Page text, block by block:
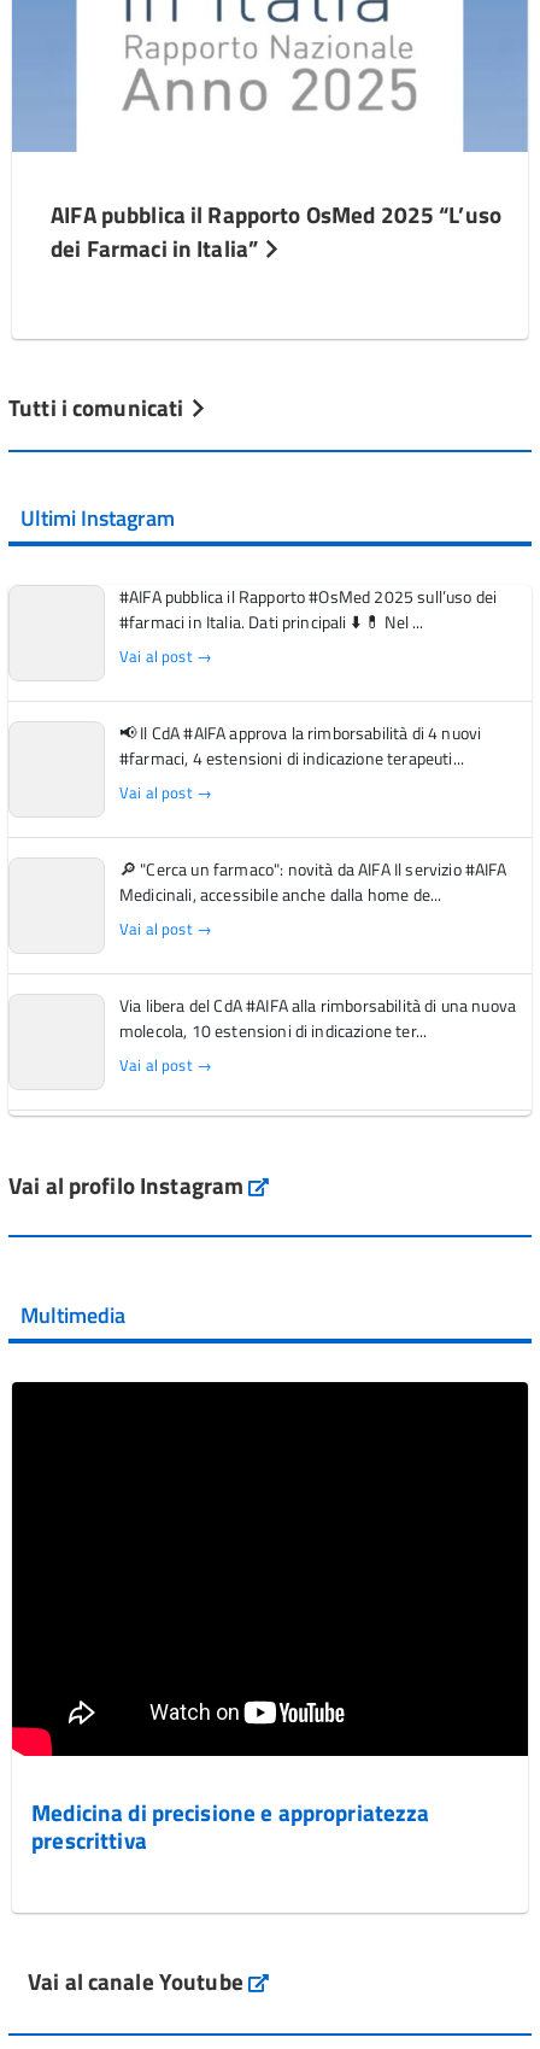
AIFA pubblica il Rapporto OsMed 2025 “L’uso
dei Farmaci in Italia”
Tutti i comunicati
Ultimi Instagram
#AIFA pubblica il Rapporto #OsMed 2025 sull’uso dei
#farmaci in Italia. Dati principali ⬇️ 💊 Nel ...
Vai al post →
📢 Il CdA #AIFA approva la rimborsabilità di 4 nuovi
#farmaci, 4 estensioni di indicazione terapeuti...
Vai al post →
🔎 "Cerca un farmaco": novità da AIFA Il servizio #AIFA
Medicinali, accessibile anche dalla home de...
Vai al post →
Via libera del CdA #AIFA alla rimborsabilità di una nuova
molecola, 10 estensioni di indicazione ter...
Vai al post →
Vai al post →
Vai al post →
Vai al profilo Instagram Instagram
Multimedia
Medicina di precisione e appropriatezza
prescrittiva
Vai al canale Youtube